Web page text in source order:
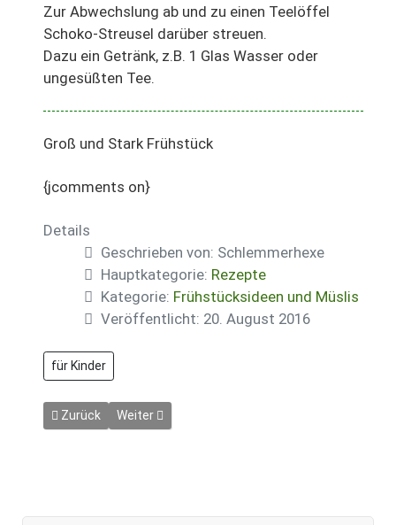
Zur Abwechslung ab und zu einen Teelöffel
Schoko-Streusel darüber streuen.
Dazu ein Getränk, z.B. 1 Glas Wasser oder
ungesüßten Tee.
Groß und Stark Frühstück
{jcomments on}
Details
Geschrieben von: Schlemmerhexe
Hauptkategorie: Rezepte
Kategorie: Frühstücksideen und Müslis
Veröffentlicht: 20. August 2016
für Kinder
Vorheriger Beitrag: Frühstücksmüsli mit marinierten
Zurück Nächster Beitrag: Joghurt-Müsli
Weiter